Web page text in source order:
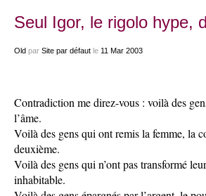
Seul Igor, le rigolo hype,
Oldpar Site par défautle 11 Mar 2003
Contradiction me direz-vous : voilà des
l’âme.
Voilà des gens qui ont remis la femme, la
deuxième.
Voilà des gens qui n’ont pas transformé
inhabitable.